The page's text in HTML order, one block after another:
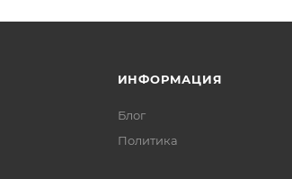
ИНФОРМАЦИЯ
Блог
Политика